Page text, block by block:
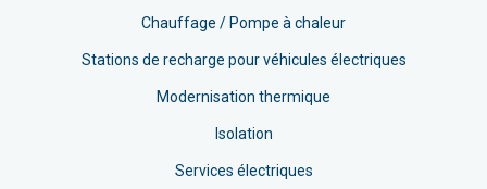
Chauffage / Pompe à chaleur
Stations de recharge pour véhicules électriques
Modernisation thermique
Isolation
Services électriques